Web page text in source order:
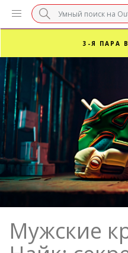
БЕЗ НАЦЕНКИ
3-Я ПАРА
СУПЕРАКЦИЯ
Мужские